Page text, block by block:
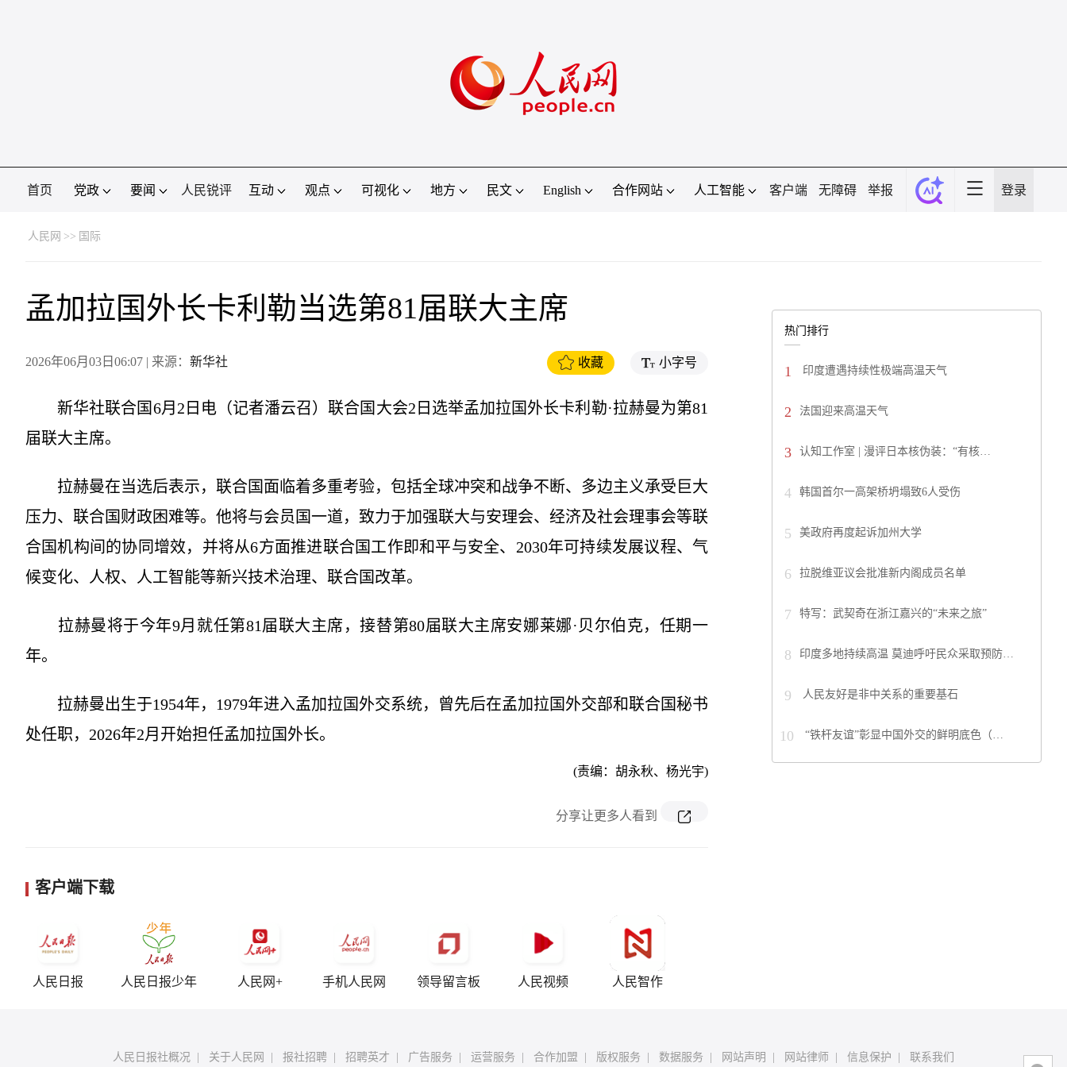
首页 党政 要闻 人民锐评 互动 观点 可视化 地方 民文 English 合作网站 人工智能 客户端 无障碍 举报 登录
人民网 >> 国际
孟加拉国外长卡利勒当选第81届联大主席
2026年06月03日06:07 | 来源： 新华社 收藏 小字号
新华社联合国6月2日电（记者潘云召）联合国大会2日选举孟加拉国外长卡利勒·拉赫曼为第81
届联大主席。
拉赫曼在当选后表示，联合国面临着多重考验，包括全球冲突和战争不断、多边主义承受巨大
压力、联合国财政困难等。他将与会员国一道，致力于加强联大与安理会、经济及社会理事会等联
合国机构间的协同增效，并将从6方面推进联合国工作即和平与安全、2030年可持续发展议程、气
候变化、人权、人工智能等新兴技术治理、联合国改革。
拉赫曼将于今年9月就任第81届联大主席，接替第80届联大主席安娜莱娜·贝尔伯克，任期一
年。
拉赫曼出生于1954年，1979年进入孟加拉国外交系统，曾先后在孟加拉国外交部和联合国秘书
处任职，2026年2月开始担任孟加拉国外长。
(责编：胡永秋、杨光宇)
分享让更多人看到
客户端下载
人民日报 人民日报少年 人民网+ 手机人民网 领导留言板 人民视频 人民智作
热门排行
1 印度遭遇持续性极端高温天气
2 法国迎来高温天气
3 认知工作室 | 漫评日本核伪装：“有核…
4 韩国首尔一高架桥坍塌致6人受伤
5 美政府再度起诉加州大学
6 拉脱维亚议会批准新内阁成员名单
7 特写：武契奇在浙江嘉兴的“未来之旅”
8 印度多地持续高温 莫迪呼吁民众采取预防…
9 人民友好是非中关系的重要基石
10 “铁杆友谊”彰显中国外交的鲜明底色（…
人民日报社概况 关于人民网 报社招聘 招聘英才 广告服务 运营服务 合作加盟 版权服务 数据服务 网站声明 网站律师 信息保护 联系我们